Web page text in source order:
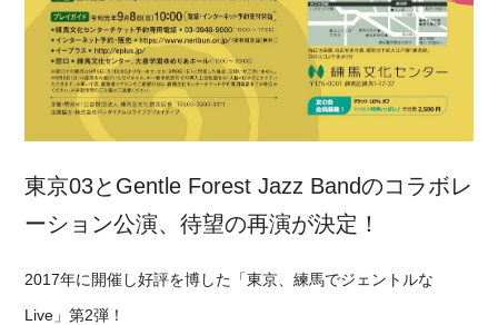
東京03とGentle Forest Jazz Bandのコラボレ
ーション公演、待望の再演が決定！
2017年に開催し好評を博した「東京、練馬でジェントルな
Live」第2弾！